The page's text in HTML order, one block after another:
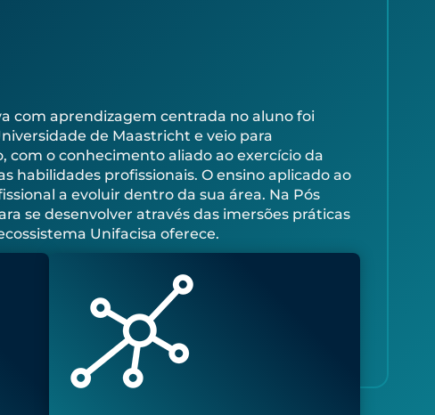
com aprendizagem centrada no aluno foi
de Maastricht e veio para
o conhecimento aliado ao exercício da
habilidades profissionais. O ensino aplicado ao
a evoluir dentro da sua área. Na Pós
se desenvolver através das imersões práticas
Unifacisa oferece.